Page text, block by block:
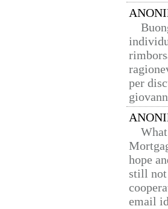
per
hope
still not
email